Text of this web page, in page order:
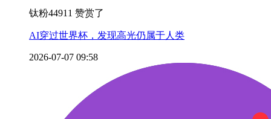
钛粉44911 赞赏了
AI穿过世界杯，发现高光仍属于人类
2026-07-07 09:58